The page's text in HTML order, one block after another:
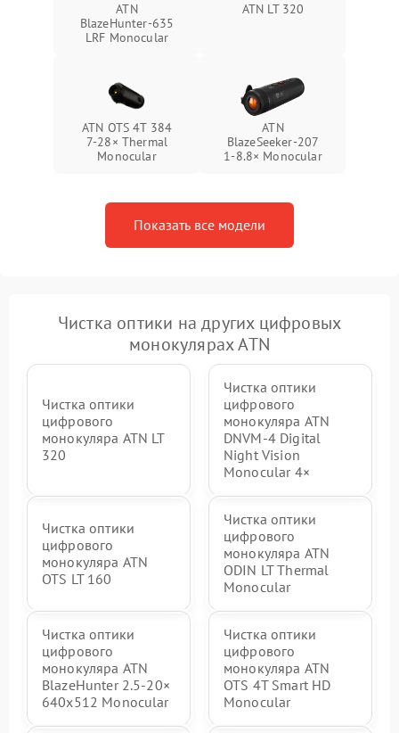
ATN
BlazeHunter‑635
LRF Monocular
ATN LT 320
ATN OTS 4T 384
7‑28× Thermal
Monocular
ATN
BlazeSeeker‑207
1‑8.8× Monocular
Показать все модели
Чистка оптики на других цифровых
монокулярах ATN
Чистка оптики
цифрового
монокуляра ATN LT
320
Чистка оптики
цифрового
монокуляра ATN
DNVM-4 Digital
Night Vision
Monocular 4×
Чистка оптики
цифрового
монокуляра ATN
OTS LT 160
Чистка оптики
цифрового
монокуляра ATN
ODIN LT Thermal
Monocular
Чистка оптики
цифрового
монокуляра ATN
BlazeHunter 2.5‑20×
640x512 Monocular
Чистка оптики
цифрового
монокуляра ATN
OTS 4T Smart HD
Monocular